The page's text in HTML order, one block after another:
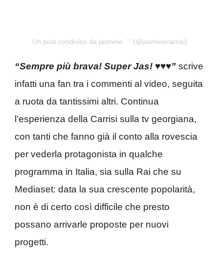
Un post condiviso da jasmine ♡ (@jasminecarrisi)
“Sempre più brava! Super Jas! ♥️♥️♥️” scrive
infatti una fan tra i commenti al video, seguita
a ruota da tantissimi altri. Continua
l’esperienza della Carrisi sulla tv georgiana,
con tanti che fanno già il conto alla rovescia
per vederla protagonista in qualche
programma in Italia, sia sulla Rai che su
Mediaset: data la sua crescente popolarità,
non è di certo così difficile che presto
possano arrivarle proposte per nuovi
progetti.